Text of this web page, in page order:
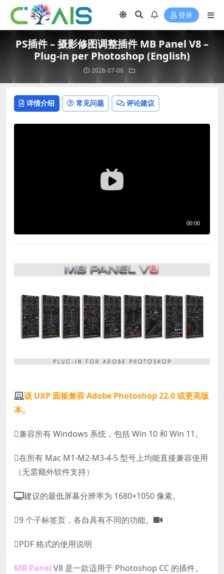
登录
PS插件 – 摄影修图调整插件 MB Panel V8 –
Plug-in per Photoshop (English)
2026-07-06
详情介绍 常见问题 评论建议
该 UXP 面板兼容 Adobe Photoshop 22.0 或更高版
本。
兼容所有 Windows 系统，包括 Win 10 和 Win 11。
在所有 Mac M1-M2-M3-4-5 型号上均能直接兼容使用
（无需额外软件支持）
建议的最低屏幕分辨率为 1680×1050 像素。
9 个子标签页，各自具有不同的功能。
PDF 格式的使用说明
MB Panel V8 是一款适用于 Photoshop CC 的插件。